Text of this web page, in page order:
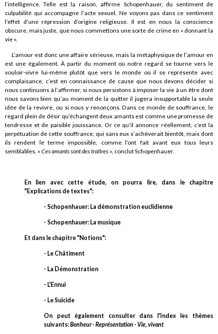
l’intelligence. Telle est la raison, affirme Schopenhauer, du sentiment de
culpabilité qui accompagne l’acte sexuel. Ne voyons pas dans ce sentiment
l’effet d’une répression d’origine religieuse. Il est en nous la conscience
obscure, mais juste, que nous commettons une sorte de crime en « donnant la
vie ».
L’amour est donc une affaire sérieuse, mais la métaphysique de l’amour en
est une également. À partir du moment où notre regard se tourne vers le
vouloir-vivre lui-même plutôt que vers le monde où il se représente avec
complaisance, c’est en connaissance de cause que nous devons décider si
nous continuons à l’affirmer, si nous persistons à imposer la vie à un être dont
nous savons bien qu’au moment de la quitter il jugera insupportable la seule
idée de la revivre, ou si nous y renonçons. Dans ce monde de souffrance, le
regard plein de désir qu’échangent deux amants est comme une promesse de
tendresse et de paisible jouissance. Or ce qu’il annonce réellement, c’est la
perpétuation de cette souffrance, qui sans eux s’achèverait bientôt, mais dont
ils rendent le terme impossible, comme l’ont fait avant eux tous leurs
semblables. « Ces amants sont des traîtres », conclut Schopenhauer.
En lien avec cette étude, on pourra lire, dans le chapitre
"Explications de textes":
- Schopenhauer: La démonstration euclidienne
- Schopenhauer: La musique
Et dans le chapitre "Notions":
- Le Châtiment
- La Démonstration
- L'Ennui
- Le Suicide
On peut également consulter dans l'Index les thèmes
suivants:Bonheur - Représentation - Vie, vivant